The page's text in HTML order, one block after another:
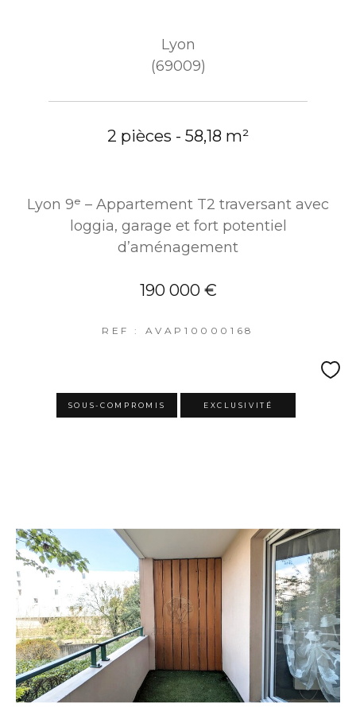
Lyon
(69009)
2 pièces - 58,18 m²
Lyon 9ᵉ – Appartement T2 traversant avec
loggia, garage et fort potentiel
d’aménagement
190 000 €
REF : AVAP10000168
SOUS-COMPROMIS EXCLUSIVITÉ